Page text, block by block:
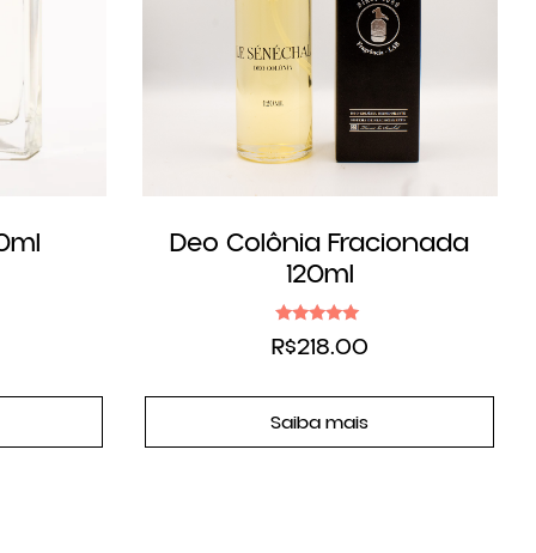
Deo Colônia Fracionada
120ml
Avaliação
5.00
R$218.00
Saiba mais